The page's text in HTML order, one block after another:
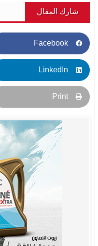
شارك المقال
Facebook
LinkedIn
Print